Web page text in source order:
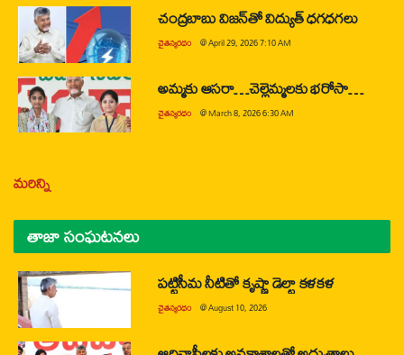
చంద్రబాబు విజన్‌తో విద్యుత్ ధగధగలు
చైతన్యరధం @April 29, 2026 7:10 AM
అమ్మకు ఆసరా…చెల్లెమ్మలకు భరోసా…
చైతన్యరధం @March 8, 2026 6:30 AM
మరిన్ని
తాజా సంఘటనలు
పట్టిసీమ నీటితో కృష్ణా డెల్టా కళకళ
చైతన్యరధం @August 10, 2026